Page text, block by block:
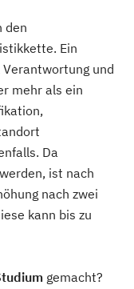
den
Ein
und
mehr als ein
Da
ist nach
nach zwei
kann bis zu
gemacht?